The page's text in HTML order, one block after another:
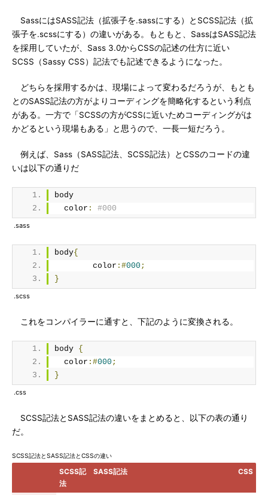
SassにはSASS記法（拡張子を.sassにする）とSCSS記法（拡
張子を.scssにする）の違いがある。もともと、SassはSASS記法
を採用していたが、Sass 3.0からCSSの記述の仕方に近い
SCSS（Sassy CSS）記法でも記述できるようになった。
どちらを採用するかは、現場によって変わるだろうが、もとも
とのSASS記法の方がよりコーディングを簡略化するという利点
がある。一方で「SCSSの方がCSSに近いためコーディングがは
かどるという現場もある」と思うので、一長一短だろう。
例えば、Sass（SASS記法、SCSS記法）とCSSのコードの違
いは以下の通りだ
body
  color
: #000
.sass
body{
	color
:#000 ;
}
.scss
これをコンパイラーに通すと、下記のように変換される。
body {
  color
:#000 ;
}
.css
SCSS記法とSASS記法の違いをまとめると、以下の表の通り
だ。
SCSS記法とSASS記法とCSSの違い
SCSS記
法
SASS記法 CSS